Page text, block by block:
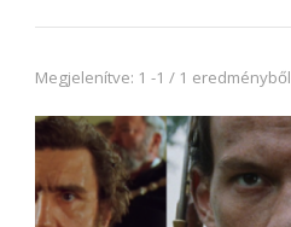
Megjelenítve: 1 -1 / 1 eredményből